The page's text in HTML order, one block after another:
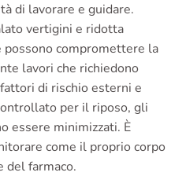
di lavorare e guidare.
vertigini e ridotta
possono compromettere la
lavori che richiedono
di rischio esterni e
per il riposo, gli
essere minimizzati. È
come il proprio corpo
del farmaco.